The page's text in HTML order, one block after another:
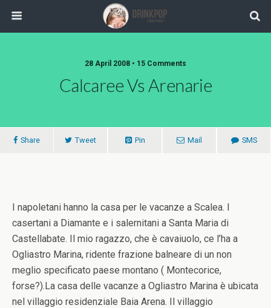
28 April 2008 • 15 Comments
Calcaree Vs Arenarie
Share Tweet Pin Mail SMS
I napoletani hanno la casa per le vacanze a Scalea. I
casertani a Diamante e i salernitani a Santa Maria di
Castellabate. Il mio ragazzo, che è cavaiuolo, ce l’ha a
Ogliastro Marina, ridente frazione balneare di un non
meglio specificato paese montano ( Montecorice,
forse?).La casa delle vacanze a Ogliastro Marina è ubicata
nel villaggio residenziale Baia Arena. Il villaggio